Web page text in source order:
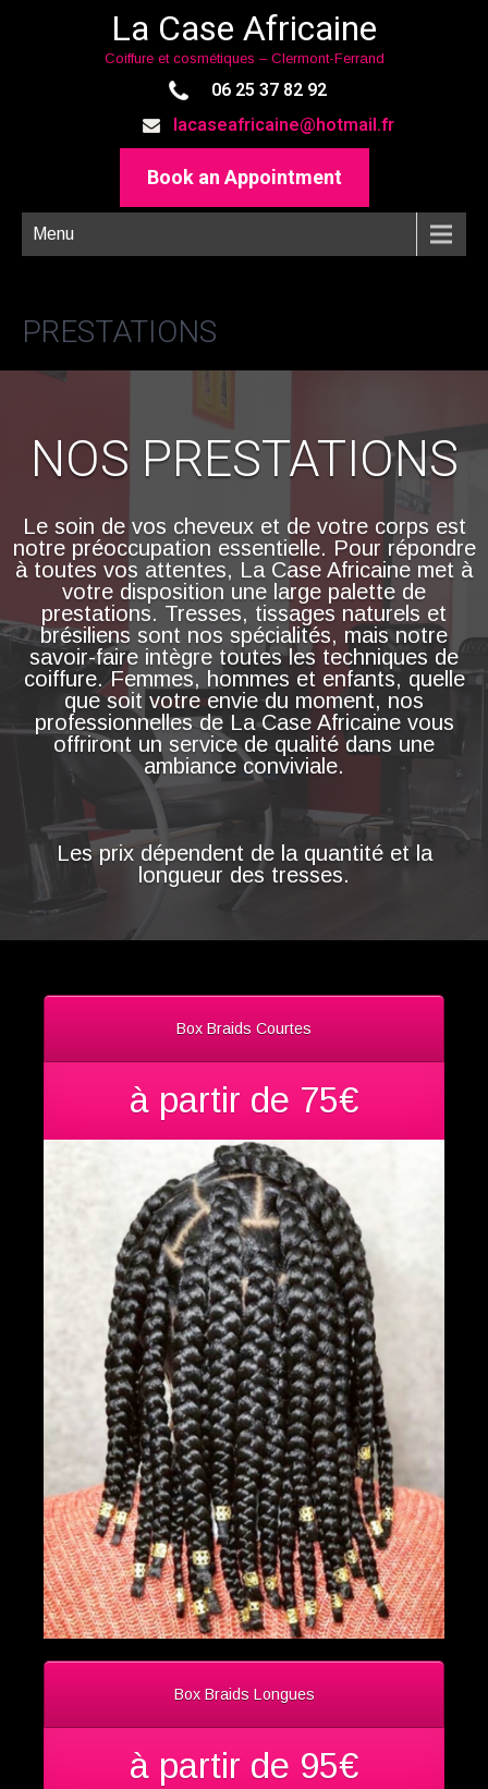
La Case Africaine
Coiffure et cosmétiques – Clermont-Ferrand
06 25 37 82 92
lacaseafricaine@hotmail.fr
Book an Appointment
Menu
PRESTATIONS
NOS PRESTATIONS
Le soin de vos cheveux et de votre corps est
notre préoccupation essentielle. Pour répondre
à toutes vos attentes, La Case Africaine met à
votre disposition une large palette de
prestations. Tresses, tissages naturels et
brésiliens sont nos spécialités, mais notre
savoir-faire intègre toutes les techniques de
coiffure. Femmes, hommes et enfants, quelle
que soit votre envie du moment, nos
professionnelles de La Case Africaine vous
offriront un service de qualité dans une
ambiance conviviale.
Les prix dépendent de la quantité et la
longueur des tresses.
Box Braids Courtes
à partir de 75€
Box Braids Longues
à partir de 95€